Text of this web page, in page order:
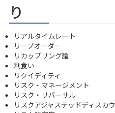
り
リアルタイムレート
リーブオーダー
リカップリング論
利食い
リクイディティ
リスク・マネージメント
リスク・リバーサル
リスクアジャステッドディスカ